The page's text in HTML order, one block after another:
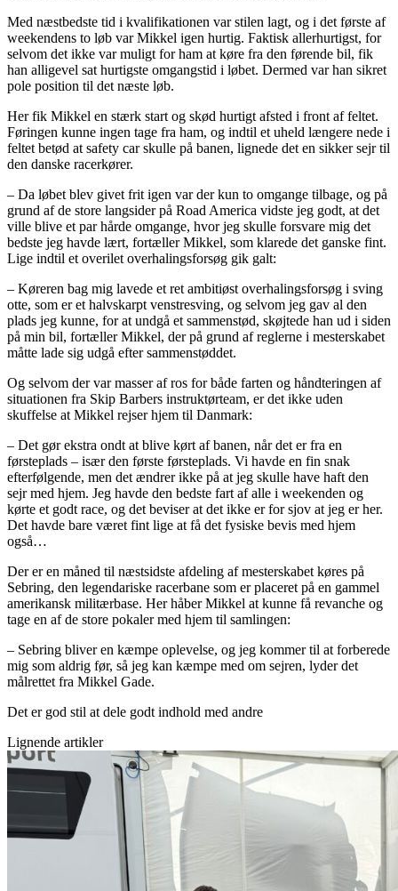
Med næstbedste tid i kvalifikationen var stilen lagt, og i det første af
weekendens to løb var Mikkel igen hurtig. Faktisk allerhurtigst, for
selvom det ikke var muligt for ham at køre fra den førende bil, fik
han alligevel sat hurtigste omgangstid i løbet. Dermed var han sikret
pole position til det næste løb.
Her fik Mikkel en stærk start og skød hurtigt afsted i front af feltet.
Føringen kunne ingen tage fra ham, og indtil et uheld længere nede i
feltet betød at safety car skulle på banen, lignede det en sikker sejr til
den danske racerkører.
– Da løbet blev givet frit igen var der kun to omgange tilbage, og på
grund af de store langsider på Road America vidste jeg godt, at det
ville blive et par hårde omgange, hvor jeg skulle forsvare mig det
bedste jeg havde lært, fortæller Mikkel, som klarede det ganske fint.
Lige indtil et overilet overhalingsforsøg gik galt:
– Køreren bag mig lavede et ret ambitiøst overhalingsforsøg i sving
otte, som er et halvskarpt venstresving, og selvom jeg gav al den
plads jeg kunne, for at undgå et sammenstød, skøjtede han ud i siden
på min bil, fortæller Mikkel, der på grund af reglerne i mesterskabet
måtte lade sig udgå efter sammenstøddet.
Og selvom der var masser af ros for både farten og håndteringen af
situationen fra Skip Barbers instruktørteam, er det ikke uden
skuffelse at Mikkel rejser hjem til Danmark:
– Det gør ekstra ondt at blive kørt af banen, når det er fra en
førsteplads – især den første førsteplads. Vi havde en fin snak
efterfølgende, men det ændrer ikke på at jeg skulle have haft den
sejr med hjem. Jeg havde den bedste fart af alle i weekenden og
kørte et godt race, og det beviser at det ikke er for sjov at jeg er her.
Det havde bare været fint lige at få det fysiske bevis med hjem
også…
Der er en måned til næstsidste afdeling af mesterskabet køres på
Sebring, den legendariske racerbane som er placeret på en gammel
amerikansk militærbase. Her håber Mikkel at kunne få revanche og
tage en af de store pokaler med hjem til samlingen:
– Sebring bliver en kæmpe oplevelse, og jeg kommer til at forberede
mig som aldrig før, så jeg kan kæmpe med om sejren, lyder det
målrettet fra Mikkel Gade.
Det er god stil at dele godt indhold med andre
Lignende artikler